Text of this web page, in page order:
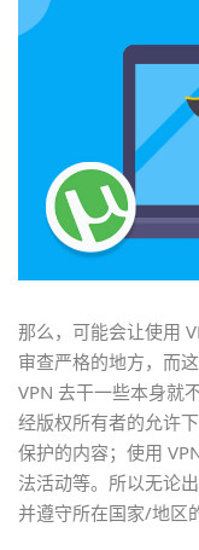
那么，可能会让使用
审查严格的地方，而
VPN 去干一些本身就
经版权所有者的允许
保护的内容；使用
法活动等。所以无论
并遵守所在国家/地区